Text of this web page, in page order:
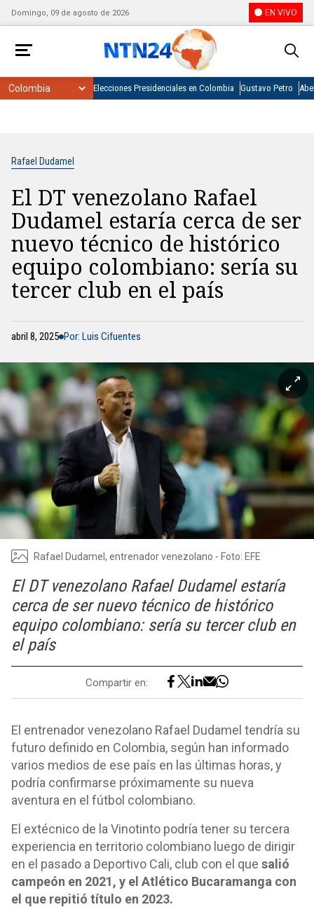
Domingo, 09 de agosto de 2026 EN VIVO
Elecciones Presidenciales en Colombia Gustavo Petro
Rafael Dudamel
El DT venezolano Rafael
Dudamel estaría cerca de ser
nuevo técnico de histórico
equipo colombiano: sería su
tercer club en el país
abril 8, 2025 Por: Luis Cifuentes
Rafael Dudamel, entrenador venezolano - Foto: EFE
El DT venezolano Rafael Dudamel estaría
cerca de ser nuevo técnico de histórico
equipo colombiano: sería su tercer club en
el país
Compartir en:
El entrenador venezolano Rafael Dudamel tendría su
futuro definido en Colombia, según han informado
varios medios de ese país en las últimas horas, y
podría confirmarse próximamente su nueva
aventura en el fútbol colombiano.
El extécnico de la Vinotinto podría tener su tercera
experiencia en territorio colombiano luego de dirigir
en el pasado a Deportivo Cali, club con el que salió
campeón en 2021, y el Atlético Bucaramanga con
el que repitió título en 2023.